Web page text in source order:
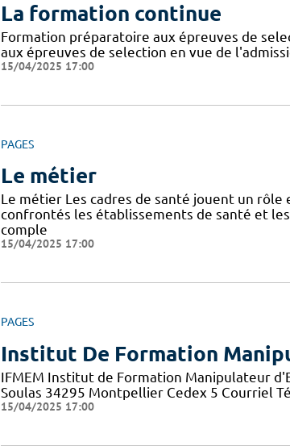
La formation continue
Formation préparatoire aux épreuves de
aux épreuves de selection en vue de
15/04/2025 17:00
PAGES
Le métier
Le métier Les cadres de santé jouent un
confrontés les établissements de santé et
comple
15/04/2025 17:00
PAGES
Institut De Formation
IFMEM Institut de Formation Manipulateur
Soulas 34295 Montpellier Cedex 5 Courriel
15/04/2025 17:00